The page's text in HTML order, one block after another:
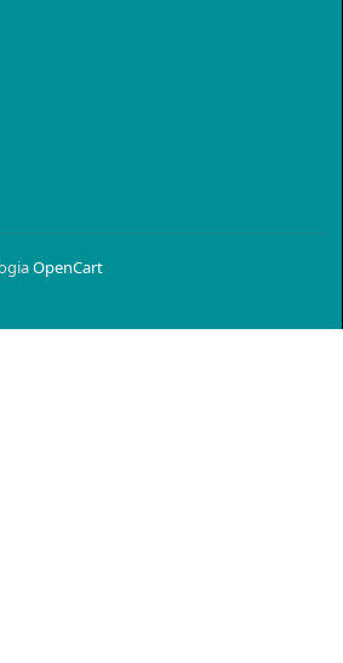
OpenCart